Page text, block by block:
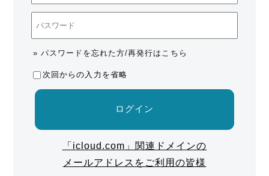
» パスワードを忘れた方/再発行はこちら
次回からの入力を省略
ログイン
「icloud.com」関連ドメインの
メールアドレスをご利用の皆様